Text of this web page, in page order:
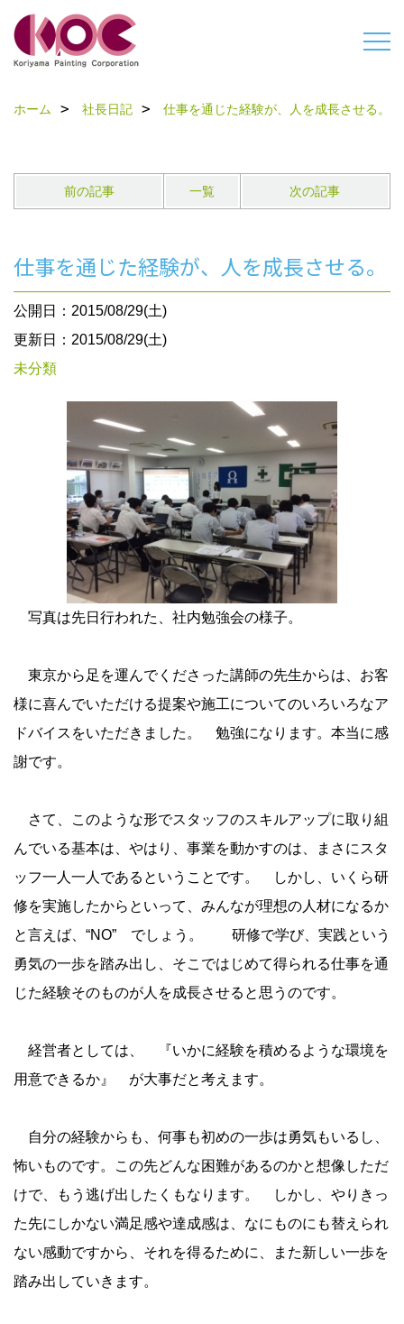
ホーム 社長日記 仕事を通じた経験が、人を成長させる。
前の記事 一覧 次の記事
仕事を通じた経験が、人を成長させる。
公開日：2015/08/29(土)
更新日：2015/08/29(土)
未分類
写真は先日行われた、社内勉強会の様子。
東京から足を運んでくださった講師の先生からは、お客
様に喜んでいただける提案や施工についてのいろいろなア
ドバイスをいただきました。 勉強になります。本当に感
謝です。
さて、このような形でスタッフのスキルアップに取り組
んでいる基本は、やはり、事業を動かすのは、まさにスタ
ッフ一人一人であるということです。 しかし、いくら研
修を実施したからといって、みんなが理想の人材になるか
と言えば、“NO” でしょう。 研修で学び、実践という
勇気の一歩を踏み出し、そこではじめて得られる仕事を通
じた経験そのものが人を成長させると思うのです。
経営者としては、 『いかに経験を積めるような環境を
用意できるか』 が大事だと考えます。
自分の経験からも、何事も初めの一歩は勇気もいるし、
怖いものです。この先どんな困難があるのかと想像しただ
けで、もう逃げ出したくもなります。 しかし、やりきっ
た先にしかない満足感や達成感は、なにものにも替えられ
ない感動ですから、それを得るために、また新しい一歩を
踏み出していきます。